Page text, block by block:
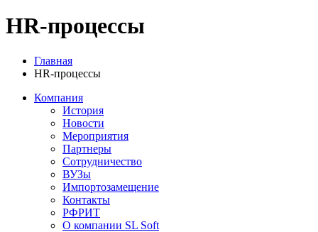
HR-процессы
Главная
HR-процессы
Компания
История
Новости
Мероприятия
Партнеры
Сотрудничество
ВУЗы
Импортозамещение
Контакты
РФРИТ
О компании SL Soft